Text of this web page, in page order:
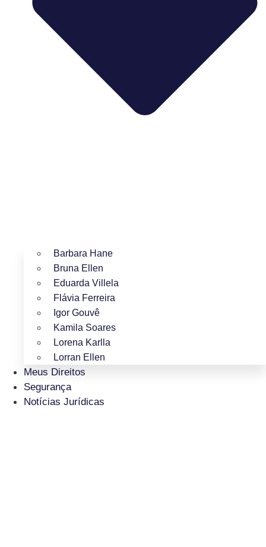
Barbara Hane
Bruna Ellen
Eduarda Villela
Flávia Ferreira
Igor Gouvê
Kamila Soares
Lorena Karlla
Lorran Ellen
Meus Direitos
Segurança
Notícias Jurídicas